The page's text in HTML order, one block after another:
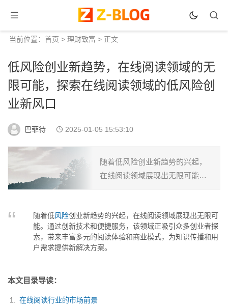
当前位置： 首页 > 理财致富 > 正文
低风险创业新趋势，在线阅读领域的无
限可能，探索在线阅读领域的低风险创
业新风口
巴菲待 2025-01-05 15:53:10
随着低风险创业新趋势的兴起，
在线阅读领域展现出无限可能。
丰富多元的阅读体验和商业模
式，为知识传播和用户需求提供
新...
随着低风险创业新趋势的兴起，在线阅读领域展现出无限可
能。通过创新技术和便捷服务，该领域正吸引众多创业者探
索，带来丰富多元的阅读体验和商业模式，为知识传播和用
户需求提供新解决方案。
本文目录导读：
在线阅读行业的市场前景